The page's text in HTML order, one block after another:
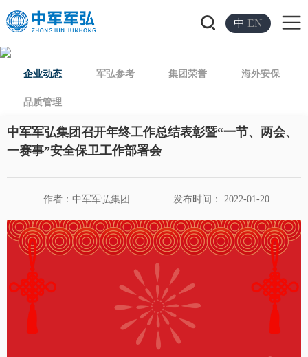
中EN
企业动态 军弘参考 集团荣誉 海外安保
品质管理
中军军弘集团召开年终工作总结表彰暨“一节、两会、
一赛事”安全保卫工作部署会
作者：中军军弘集团 发布时间： 2022-01-20